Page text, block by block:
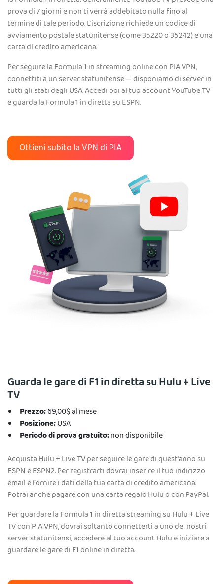
prova di 7 giorni e non ti verrà addebitato nulla fino al
termine di tale periodo. L'iscrizione richiede un codice di
avviamento postale statunitense (come 35220 o 35242) e una
carta di credito americana.
Per seguire la Formula 1 in streaming online con PIA VPN,
connettiti a un server statunitense — disponiamo di server in
tutti gli stati degli USA. Accedi poi al tuo account YouTube TV
e guarda la Formula 1 in diretta su ESPN.
Ottieni subito la VPN di PIA
Guarda le gare di F1 in diretta su Hulu + Live
TV
Prezzo:69,00$ al mese
Posizione:USA
Periodo di prova gratuito:non disponibile
Acquista Hulu + Live TV per seguire le gare di quest'anno su
ESPN e ESPN2. Per registrarti dovrai inserire il tuo indirizzo
email e fornire i dati della tua carta di credito americana.
Potrai anche pagare con una carta regalo Hulu o con PayPal.
Per guardare la Formula 1 in diretta streaming su Hulu + Live
TV con PIA VPN, dovrai soltanto connetterti a uno dei nostri
server statunitensi, accedere al tuo account Hulu e iniziare a
guardare le gare di F1 online in diretta.